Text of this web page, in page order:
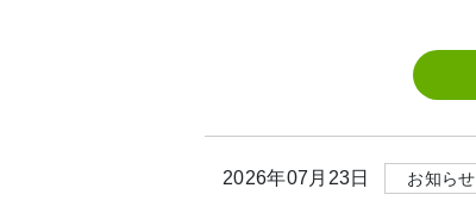
2026年07月23日 お知らせ